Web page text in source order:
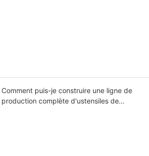
Comment puis-je construire une ligne de
production complète d'ustensiles de